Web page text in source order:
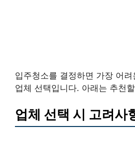
입주청소를 결정하면 가장 어
업체 선택입니다. 아래는 추천
업체 선택 시 고려사